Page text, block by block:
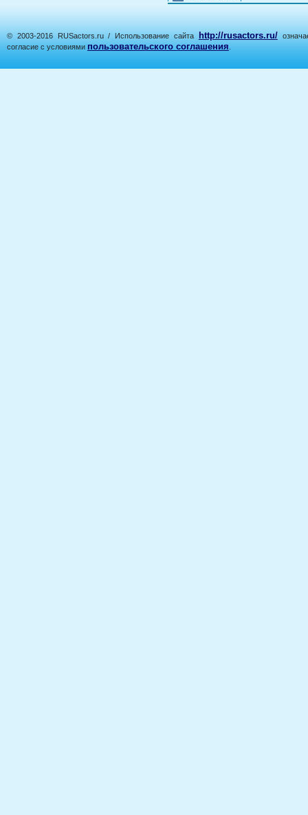
© 2003-2016 RUSactors.ru / Использование сайта http://rusactors.ru/
согласие с условиями пользовательского соглашения